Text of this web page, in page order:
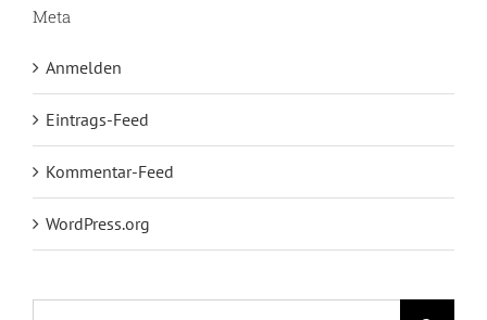
Meta
Anmelden
Eintrags-Feed
Kommentar-Feed
WordPress.org